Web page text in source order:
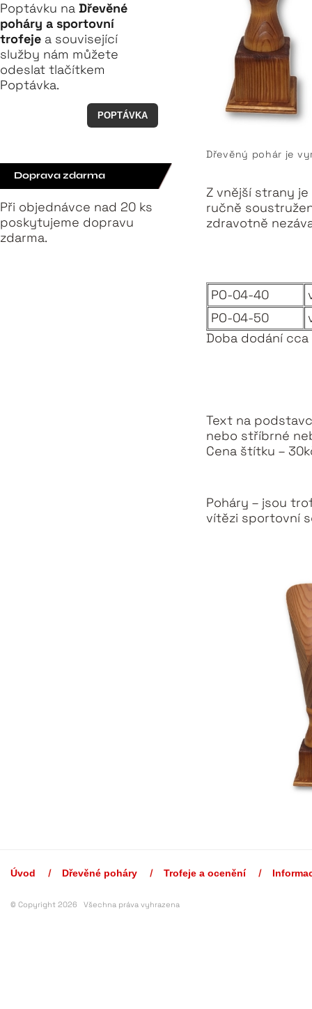
Dřevěný pohár je
Z vnější strany
ručně
zdravotně
PO-04-40
PO-04-50
Doba dodání
Text na
nebo stříbrné
Cena štítku –
Poháry – jsou
vítězi sportovní
Poptávku na Dřevěné
poháry a sportovní
trofeje a související
služby nám můžete
odeslat tlačítkem
Poptávka.
POPTÁVKA
Doprava zdarma
Při objednávce nad 20 ks
poskytujeme dopravu
zdarma.
Úvod Dřevěné poháry Trofeje a ocenění
© Copyright 2026 Všechna práva vyhrazena